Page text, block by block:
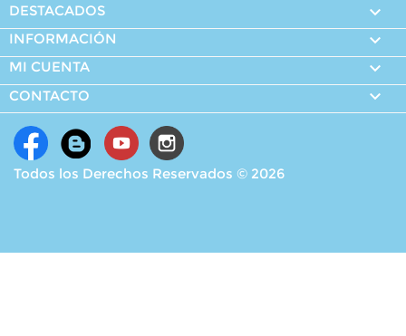
DESTACADOS 
INFORMACIÓN 
MI CUENTA 
CONTACTO 
Todos los Derechos Reservados © 2026